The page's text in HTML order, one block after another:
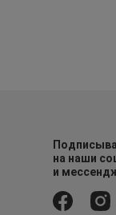
на наши
и